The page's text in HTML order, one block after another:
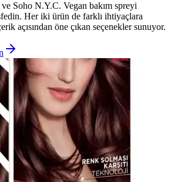
Soho N.Y.C. Vegan bakım spreyi
Her iki ürün de farklı ihtiyaçlara
açısından öne çıkan seçenekler sunuyor.